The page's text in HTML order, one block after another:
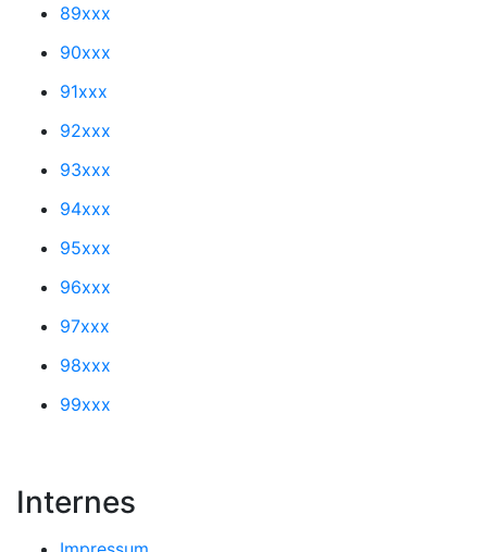
89xxx
90xxx
91xxx
92xxx
93xxx
94xxx
95xxx
96xxx
97xxx
98xxx
99xxx
Internes